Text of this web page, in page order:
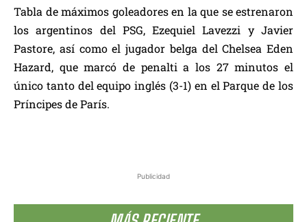
Publicidad
Tabla de máximos goleadores en la que se estrenaron
los argentinos del PSG, Ezequiel Lavezzi y Javier
Pastore, así como el jugador belga del Chelsea Eden
Hazard, que marcó de penalti a los 27 minutos el
único tanto del equipo inglés (3-1) en el Parque de los
Príncipes de París.